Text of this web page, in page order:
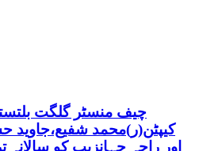
چیف منسٹر گلگت
کیپٹن(ر)محمد شفیع،جاوید
اور راجہ جہانزیب کو سالانہ